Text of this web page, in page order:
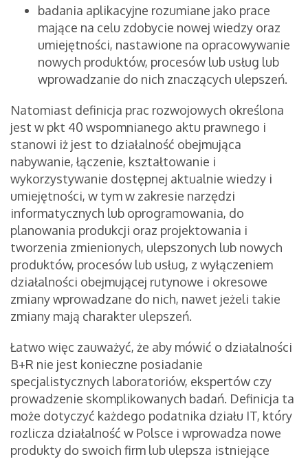
badania aplikacyjne rozumiane jako prace
mające na celu zdobycie nowej wiedzy oraz
umiejętności, nastawione na opracowywanie
nowych produktów, procesów lub usług lub
wprowadzanie do nich znaczących ulepszeń.
Natomiast definicja prac rozwojowych określona
jest w pkt 40 wspomnianego aktu prawnego i
stanowi iż jest to działalność obejmująca
nabywanie, łączenie, kształtowanie i
wykorzystywanie dostępnej aktualnie wiedzy i
umiejętności, w tym w zakresie narzędzi
informatycznych lub oprogramowania, do
planowania produkcji oraz projektowania i
tworzenia zmienionych, ulepszonych lub nowych
produktów, procesów lub usług, z wyłączeniem
działalności obejmującej rutynowe i okresowe
zmiany wprowadzane do nich, nawet jeżeli takie
zmiany mają charakter ulepszeń.
Łatwo więc zauważyć, że aby mówić o działalności
B+R nie jest konieczne posiadanie
specjalistycznych laboratoriów, ekspertów czy
prowadzenie skomplikowanych badań. Definicja ta
może dotyczyć każdego podatnika działu IT, który
rozlicza działalność w Polsce i wprowadza nowe
produkty do swoich firm lub ulepsza istniejące